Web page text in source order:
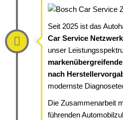
Seit 2025 ist das
Car Service
unser
nach
modernste
Die Zusammenarbeit
führenden